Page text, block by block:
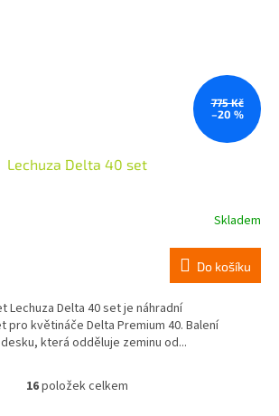
775 Kč
–20 %
Lechuza Delta 40 set
Skladem
Do košíku
Lechuza Delta 40 set je náhradní
pro květináče Delta Premium 40. Balení
která odděluje zeminu od...
O
16položek celkem